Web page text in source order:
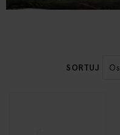
SORTUJ